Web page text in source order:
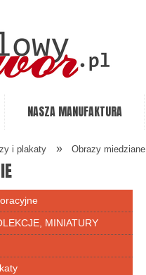
NASZA MANUFAKTURA
i plakaty » Obrazy miedziane
MINIATURY